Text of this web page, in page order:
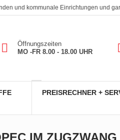
und kommunale Einrichtungen und
Öffnungszeiten
MO -FR 8.00 - 18.00 UHR
PREISRECHNER +
IM ZUGZWANG